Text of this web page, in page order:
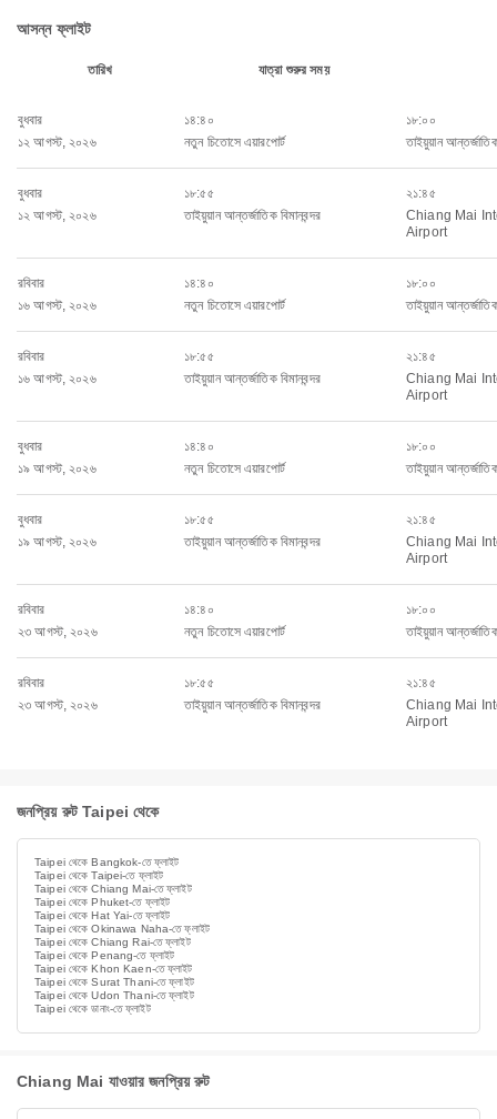
আসন্ন ফ্লাইট
তারিখ যাত্রা শুরুর সময়
বুধবার
১২ আগস্ট, ২০২৬
১৪:৪০
নতুন চিতোসে এয়ারপোর্ট
১৮:০০
তাইয়ুয়ান আন্তর্জাতিক
বুধবার
১২ আগস্ট, ২০২৬
১৮:৫৫
তাইয়ুয়ান আন্তর্জাতিক বিমানবন্দর
২১:৪৫
Chiang Mai
Airport
রবিবার
১৬ আগস্ট, ২০২৬
১৪:৪০
নতুন চিতোসে এয়ারপোর্ট
১৮:০০
তাইয়ুয়ান আন্তর্জাতিক
রবিবার
১৬ আগস্ট, ২০২৬
১৮:৫৫
তাইয়ুয়ান আন্তর্জাতিক বিমানবন্দর
২১:৪৫
Chiang Mai
Airport
বুধবার
১৯ আগস্ট, ২০২৬
১৪:৪০
নতুন চিতোসে এয়ারপোর্ট
১৮:০০
তাইয়ুয়ান আন্তর্জাতিক
বুধবার
১৯ আগস্ট, ২০২৬
১৮:৫৫
তাইয়ুয়ান আন্তর্জাতিক বিমানবন্দর
২১:৪৫
Chiang Mai
Airport
রবিবার
২৩ আগস্ট, ২০২৬
১৪:৪০
নতুন চিতোসে এয়ারপোর্ট
১৮:০০
তাইয়ুয়ান আন্তর্জাতিক
রবিবার
২৩ আগস্ট, ২০২৬
১৮:৫৫
তাইয়ুয়ান আন্তর্জাতিক বিমানবন্দর
২১:৪৫
Chiang Mai
Airport
জনপ্রিয় রুট Taipei থেকে
Taipei থেকে Bangkok-তে ফ্লাইট
Taipei থেকে Taipei-তে ফ্লাইট
Taipei থেকে Chiang Mai-তে ফ্লাইট
Taipei থেকে Phuket-তে ফ্লাইট
Taipei থেকে Hat Yai-তে ফ্লাইট
Taipei থেকে Okinawa Naha-তে ফ্লাইট
Taipei থেকে Chiang Rai-তে ফ্লাইট
Taipei থেকে Penang-তে ফ্লাইট
Taipei থেকে Khon Kaen-তে ফ্লাইট
Taipei থেকে Surat Thani-তে ফ্লাইট
Taipei থেকে Udon Thani-তে ফ্লাইট
Taipei থেকে ডানাং-তে ফ্লাইট
Chiang Mai যাওয়ার জনপ্রিয় রুট